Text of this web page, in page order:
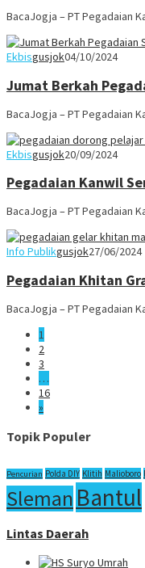
BacaJogja – PT Pegadaian
Ekbisgusjok04/10/2024
Jumat Berkah
BacaJogja – PT Pegadaian
Ekbisgusjok20/09/2024
Pegadaian Kanwil
BacaJogja – PT Pegadaian
Info Publikgusjok27/06/2024
Pegadaian Khitan
BacaJogja – PT Pegadaian
1
2
3
…
16
»
Topik Populer
Pencurian Polda DIY Klitih Malioboro
Sleman Bantul
Lintas Daerah